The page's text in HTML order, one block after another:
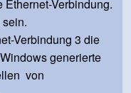
Verbindung.
Verbindung 3 die
generierte
von